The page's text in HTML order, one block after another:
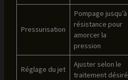
Pressurisation
Pompage jusqu’à
résistance pour
amorcer la
pression
Réglage du jet
Ajuster selon le
traitement désiré